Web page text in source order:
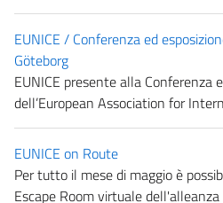
EUNICE / Conferenza ed
Göteborg
EUNICE presente alla Conferenza
dell’European Association for
EUNICE on Route
Per tutto il mese di maggio è
Escape Room virtuale